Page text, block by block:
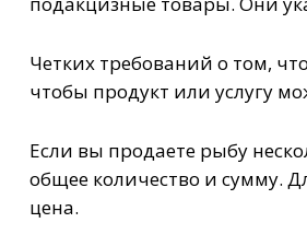
Четких требований о том,
чтобы продукт или услугу
Если вы продаете рыбу
общее количество и сумму.
цена.